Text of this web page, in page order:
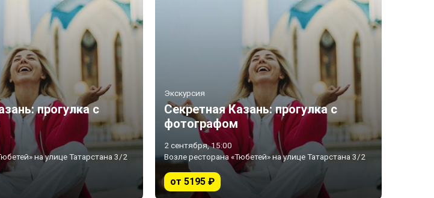
прогулка с
на улице Татарстана 3/2
Экскурсия
Секретная Казань: прогулка с
фотографом
2 сентября, 15:00
Возле ресторана «Тюбетей» на улице Татарстана 3/2
от 5195 ₽